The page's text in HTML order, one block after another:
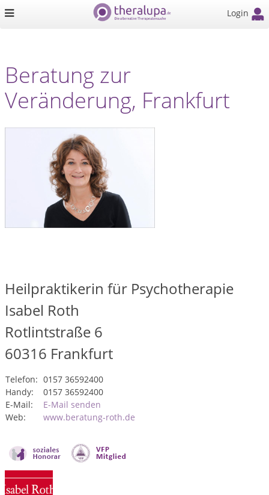
Login
Beratung zur
Veränderung, Frankfurt
Heilpraktikerin für Psychotherapie
Isabel Roth
Rotlintstraße 6
60316 Frankfurt
Telefon: 0157 36592400
Handy:
0157 36592400
E-Mail:
E-Mail senden
Web:
www.beratung-roth.de